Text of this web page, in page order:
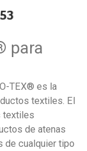
para
TEX® es la
textiles. El
textiles
de atenas
de cualquier tipo